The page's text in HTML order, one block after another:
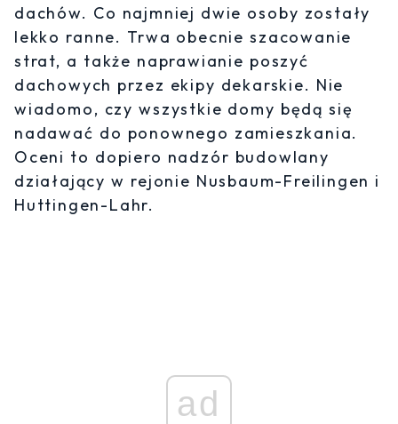
dachów. Co najmniej dwie osoby zostały
lekko ranne. Trwa obecnie szacowanie
strat, a także naprawianie poszyć
dachowych przez ekipy dekarskie. Nie
wiadomo, czy wszystkie domy będą się
nadawać do ponownego zamieszkania.
Oceni to dopiero nadzór budowlany
działający w rejonie Nusbaum-Freilingen i
Huttingen-Lahr.
ad